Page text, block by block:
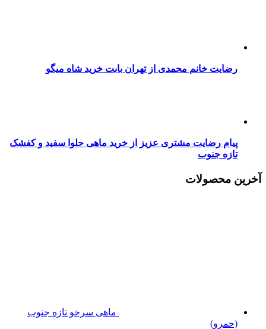
رضایت خانم محمدی از تهران بابت خرید شاه میگو
پیام رضایت مشتری عزیز از خرید ماهی حلوا سفید و کفشک
تازه جنوب
آخرین محصولات
ماهی سرخو تازه جنوب
(حمرو)